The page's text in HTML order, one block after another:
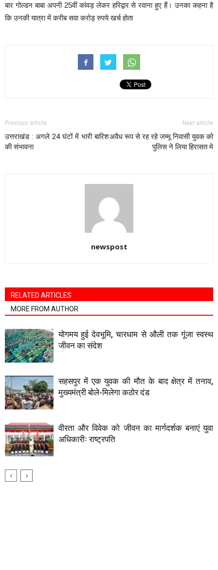
बार गोल्डन बाबा अपनी 25वीं कांवड़ लेकर हरिद्वार से रवाना हुए हैं। उनका कहना है
कि उनकी यात्रा में करीब सवा करोड़ रुपये खर्च होता
Previous article
उत्तराखंड : अगले 24 घंटों में भारी बारिश
की संभावना
Next article
अवैध रूप से रह रहे जम्मू निवासी युवक को
पुलिस ने लिया हिरासत मे
newspost
RELATED ARTICLES
MORE FROM AUTHOR
योगमय हुई देवभूमि, चारधाम से औली तक गूंजा स्वस्थ
जीवन का संदेश
सहसपुर में एक युवक की मौत के बाद क्षेत्र में तनाव,
मुख्यमंत्री बोले-मिलेगा कठोर दंड
वीरता और विवेक को जीवन का मार्गदर्शक बनाएं युवा
अधिकारीः राष्ट्रपति